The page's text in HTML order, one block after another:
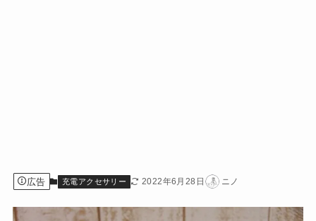
広告 充電アクセサリー 2022年6月28日 ニノ